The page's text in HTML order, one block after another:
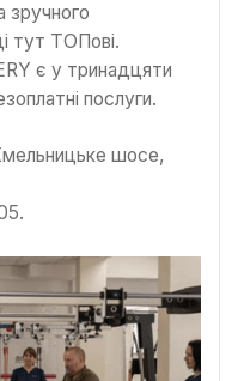
зручного
тут ТОПові.
є у тринадцяти
послуги.
шосе,